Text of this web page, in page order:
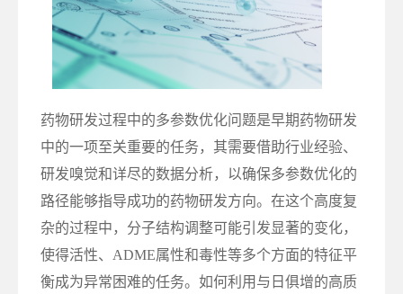
药物研发过程中的多参数优化问题是早期药物研发
中的一项至关重要的任务，其需要借助行业经验、
研发嗅觉和详尽的数据分析，以确保多参数优化的
路径能够指导成功的药物研发方向。在这个高度复
杂的过程中，分子结构调整可能引发显著的变化，
使得活性、ADME属性和毒性等多个方面的特征平
衡成为异常困难的任务。如何利用与日俱增的高质